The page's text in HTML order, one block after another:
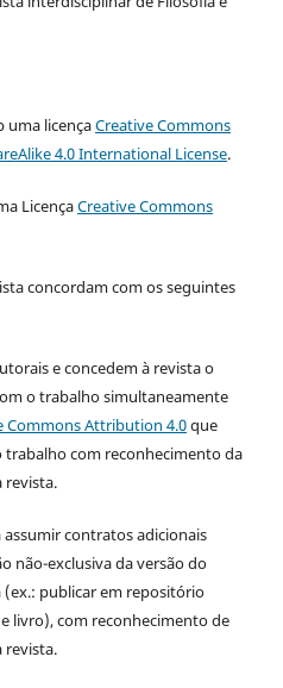
uma licençaCreative Commons
4.0 International License.
LicençaCreative Commons
concordam com os seguintes
e concedem à revista o
o trabalho simultaneamente
Commons Attribution 4.0que
com reconhecimento da
revista.
contratos adicionais
não-exclusiva da versão do
publicar em repositório
livro), com reconhecimento de
revista.